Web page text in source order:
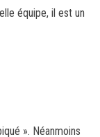
équipe, il est un
». Néanmoins